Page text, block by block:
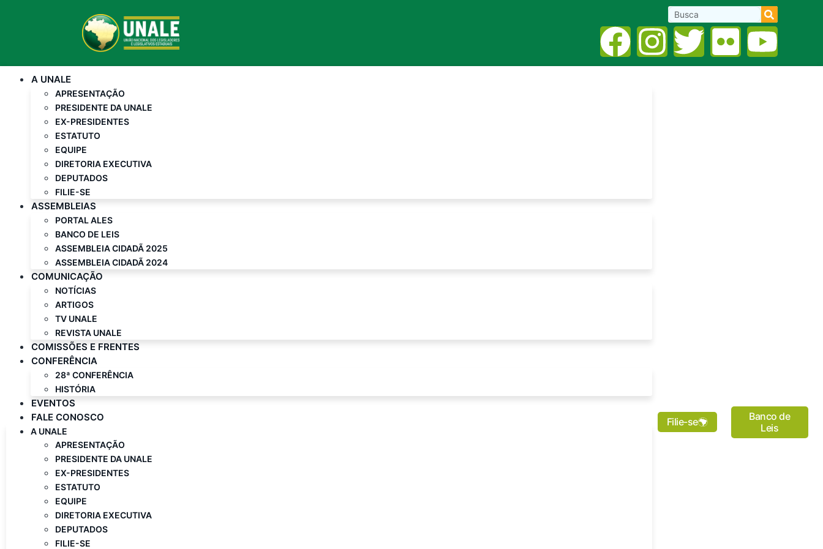
A UNALE
APRESENTAÇÃO
PRESIDENTE DA UNALE
EX-PRESIDENTES
ESTATUTO
EQUIPE
DIRETORIA EXECUTIVA
DEPUTADOS
FILIE-SE
ASSEMBLEIAS
PORTAL ALES
BANCO DE LEIS
ASSEMBLEIA CIDADÃ 2025
ASSEMBLEIA CIDADÃ 2024
COMUNICAÇÃO
NOTÍCIAS
ARTIGOS
TV UNALE
REVISTA UNALE
COMISSÕES E FRENTES
CONFERÊNCIA
28ª CONFERÊNCIA
HISTÓRIA
EVENTOS
FALE CONOSCO
A UNALE
APRESENTAÇÃO
PRESIDENTE DA UNALE
EX-PRESIDENTES
ESTATUTO
EQUIPE
DIRETORIA EXECUTIVA
DEPUTADOS
FILIE-SE
Filie-se
Banco de
Leis